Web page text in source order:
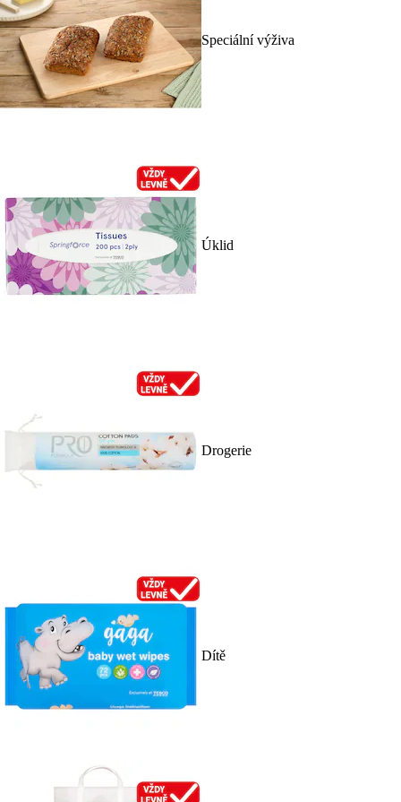
Speciální výživa
Úklid
Drogerie
Dítě